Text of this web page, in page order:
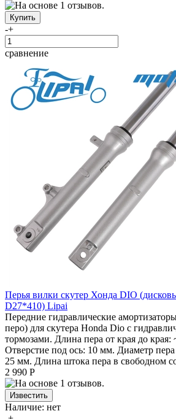
-+
сравнение
Перья вилки скутер Хонда DIO
D27*410) Lipai
Передние гидравлические
перо) для скутера Honda Dio с
тормозами. Длина пера от края до края:
Отверстие под ось: 10 мм. Диаметр
25 мм. Длина штока пера в свободном
2 990 Р
Наличие: нет